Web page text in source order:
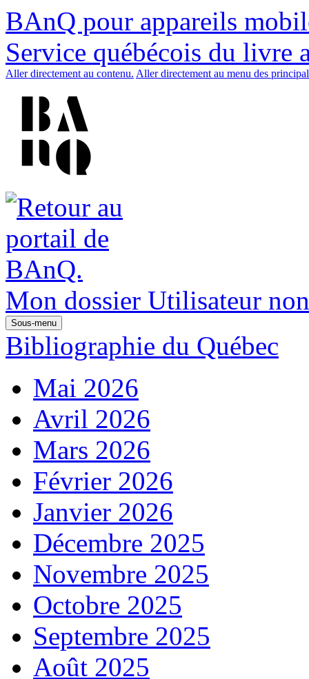
BAnQ pour appareils
Service québécois du livre
Aller directement au contenu. Aller directement au menu des
Mon dossier Utilisateur
Sous-menu
Bibliographie du Québec
Mai 2026
Avril 2026
Mars 2026
Février 2026
Janvier 2026
Décembre 2025
Novembre 2025
Octobre 2025
Septembre 2025
Août 2025